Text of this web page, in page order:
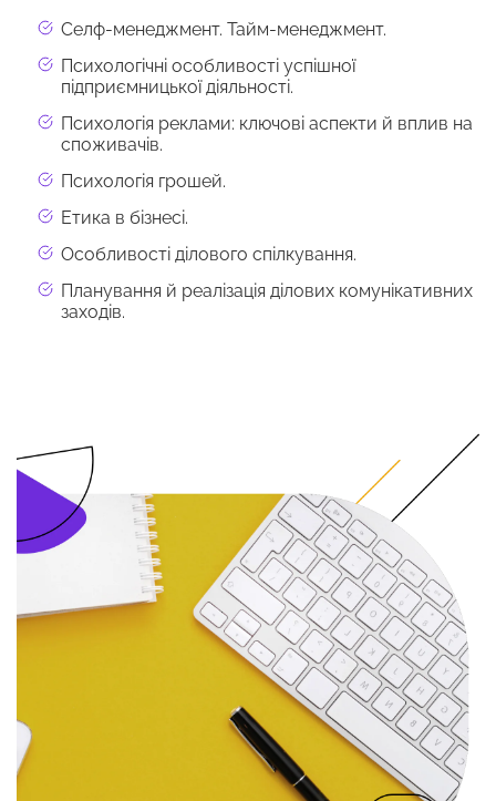
Селф-менеджмент. Тайм-менеджмент.
Психологічні особливості успішної
підприємницької діяльності.
Психологія реклами: ключові аспекти й вплив на
споживачів.
Психологія грошей.
Етика в бізнесі.
Особливості ділового спілкування.
Планування й реалізація ділових комунікативних
заходів.